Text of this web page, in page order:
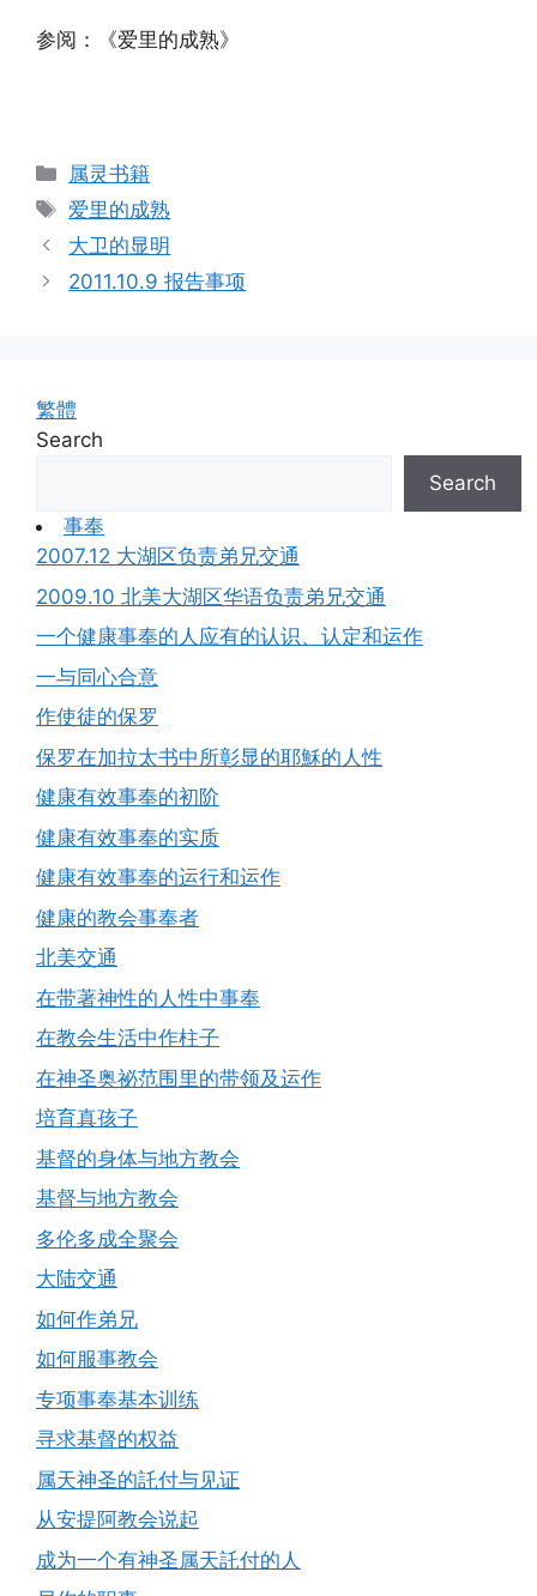
参阅：《爱里的成熟》
Categories
属灵书籍
Tags
爱里的成熟
大卫的显明
2011.10.9 报告事项
繁體
Search
Search
事奉
2007.12 大湖区负责弟兄交通
2009.10 北美大湖区华语负责弟兄交通
一个健康事奉的人应有的认识、认定和运作
一与同心合意
作使徒的保罗
保罗在加拉太书中所彰显的耶穌的人性
健康有效事奉的初阶
健康有效事奉的实质
健康有效事奉的运行和运作
健康的教会事奉者
北美交通
在带著神性的人性中事奉
在教会生活中作柱子
在神圣奥祕范围里的带领及运作
培育真孩子
基督的身体与地方教会
基督与地方教会
多伦多成全聚会
大陆交通
如何作弟兄
如何服事教会
专项事奉基本训练
寻求基督的权益
属天神圣的託付与见证
从安提阿教会说起
成为一个有神圣属天託付的人